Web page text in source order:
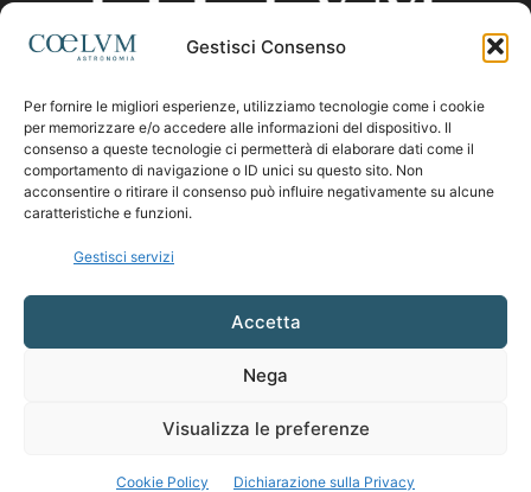
Gestisci Consenso
Per fornire le migliori esperienze, utilizziamo tecnologie come i cookie
per memorizzare e/o accedere alle informazioni del dispositivo. Il
consenso a queste tecnologie ci permetterà di elaborare dati come il
comportamento di navigazione o ID unici su questo sito. Non
acconsentire o ritirare il consenso può influire negativamente su alcune
caratteristiche e funzioni.
Gestisci servizi
Accetta
Nega
Visualizza le preferenze
Cookie Policy Dichiarazione sulla Privacy
CHI SIAMO
Contattaci:coelumastro@coelum.com